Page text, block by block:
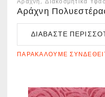
Αράχνη
ΔΙΑΒΆΣΤΕ
ΠΑΡΑΚΑΛΟΎΜΕ